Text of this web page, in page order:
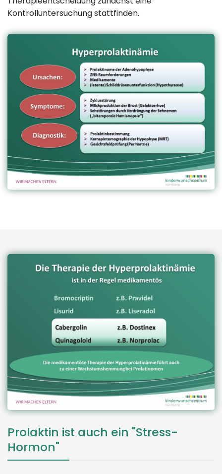
Kontrolluntersuchung stattfinden.
Prolaktin ist auch ein "Stress-
Hormon"